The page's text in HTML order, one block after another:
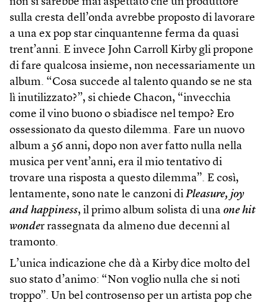
sulla cresta dell’onda avrebbe proposto di lavorare
a una ex pop star cinquantenne ferma da quasi
trent’anni. E invece John Carroll Kirby gli propone
di fare qualcosa insieme, non necessariamente un
album. “Cosa succede al talento quando se ne sta
lì inutilizzato?”, si chiede Chacon, “invecchia
come il vino buono o sbiadisce nel tempo? Ero
ossessionato da questo dilemma. Fare un nuovo
album a 56 anni, dopo non aver fatto nulla nella
musica per vent’anni, era il mio tentativo di
trovare una risposta a questo dilemma”. E così,
lentamente, sono nate le canzoni di Pleasure, joy
and happiness, il primo album solista di una one hit
wonder rassegnata da almeno due decenni al
tramonto.
L’unica indicazione che dà a Kirby dice molto del
suo stato d’animo: “Non voglio nulla che si noti
troppo”. Un bel controsenso per un artista pop che